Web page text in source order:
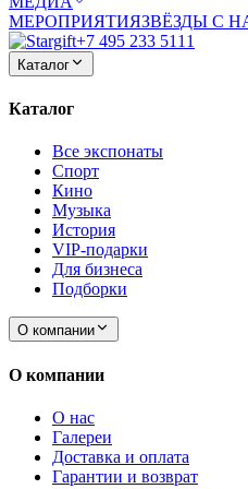
МЕРОПРИЯТИЯЗВЁЗДЫ С
+7 495 233 5111
Каталог
Каталог
Все экспонаты
Спорт
Кино
Музыка
История
VIP-подарки
Для бизнеса
Подборки
О компании
О компании
О нас
Галереи
Доставка и оплата
Гарантии и возврат